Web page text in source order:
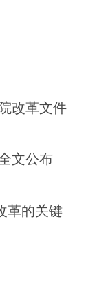
改革文件
文公布
革的关键